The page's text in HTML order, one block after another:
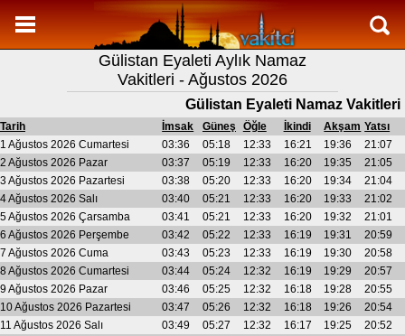
Namaz Vakitleri
Gülistan Eyaleti Aylık Namaz Vakitleri
Gülistan Eyaleti Ramazan imsakiyesi
Namaz Nasıl Kılınır?
Bilgi
İletişim
Gülistan Eyaleti Aylık Namaz
Vakitleri - Ağustos 2026
Gülistan Eyaleti Namaz Vakitleri
Tarih İmsak Güneş Öğle İkindi Akşam Yatsı
1 Ağustos 2026 Cumartesi
03:36 05:18 12:33 16:21 19:36
21:07
2 Ağustos 2026 Pazar
03:37 05:19 12:33 16:20 19:35
21:05
3 Ağustos 2026 Pazartesi
03:38 05:20 12:33 16:20 19:34
21:04
4 Ağustos 2026 Salı
03:40 05:21 12:33 16:20 19:33
21:02
5 Ağustos 2026 Çarsamba
03:41 05:21 12:33 16:20 19:32
21:01
6 Ağustos 2026 Perşembe
03:42 05:22 12:33 16:19 19:31
20:59
7 Ağustos 2026 Cuma
03:43 05:23 12:33 16:19 19:30
20:58
8 Ağustos 2026 Cumartesi
03:44 05:24 12:32 16:19 19:29
20:57
9 Ağustos 2026 Pazar
03:46 05:25 12:32 16:18 19:28
20:55
10 Ağustos 2026 Pazartesi
03:47 05:26 12:32 16:18 19:26
20:54
11 Ağustos 2026 Salı
03:49 05:27 12:32 16:17 19:25
20:52